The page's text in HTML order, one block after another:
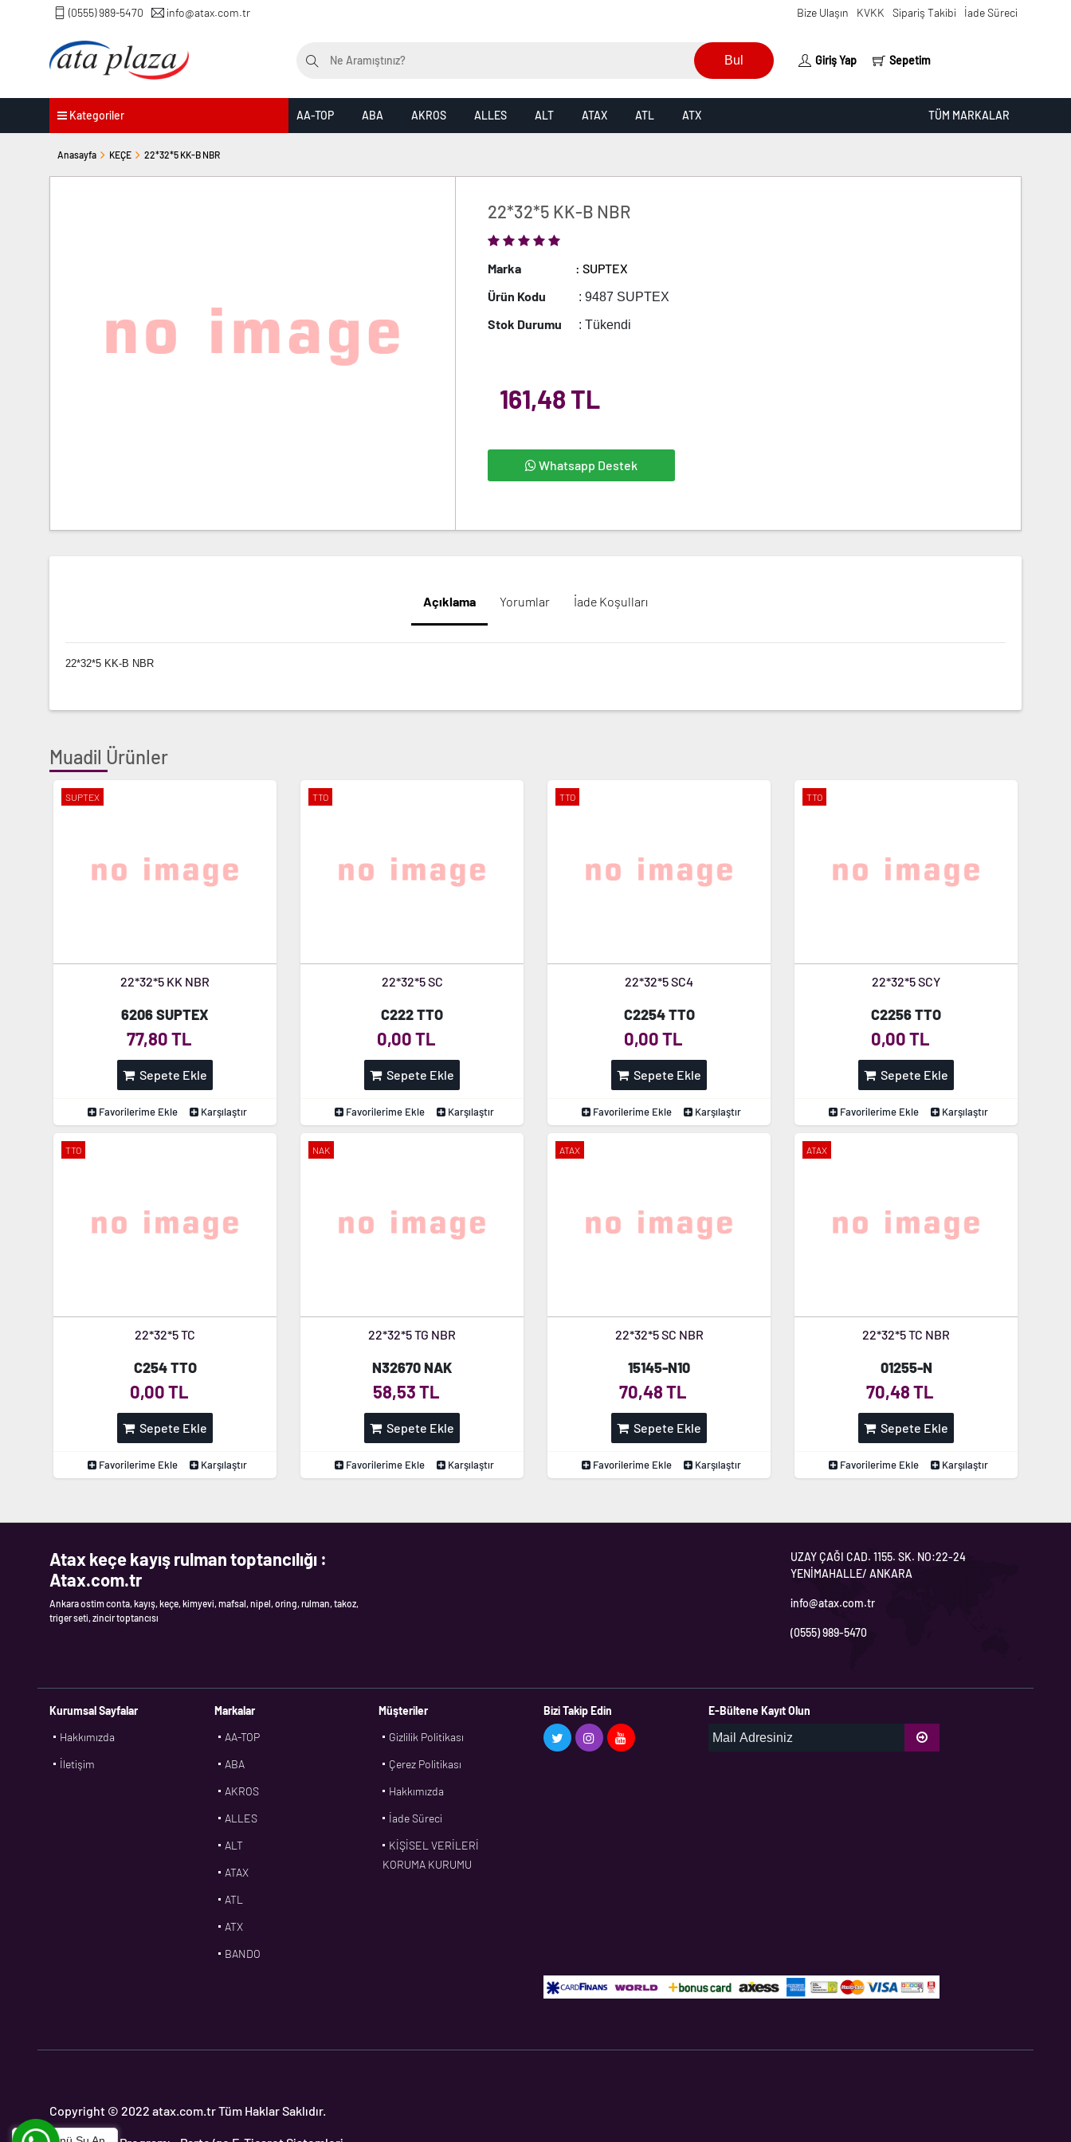
(0555) 989-5470 info@atax.com.tr Bize Ulaşın KVKK Sipariş Takibi İade Süreci
Bul Giriş Yap Sepetim
Kategoriler AA-TOP ABA AKROS ALLES ALT ATAX ATL ATX TÜM MARKALAR
Anasayfa KEÇE 22*32*5 KK-B NBR
22*32*5 KK-B NBR
Marka
: SUPTEX
Ürün Kodu
: 9487 SUPTEX
Stok Durumu : Tükendi
161,48 TL
Whatsapp Destek
Açıklama Yorumlar İade Koşulları
22*32*5 KK-B NBR
Muadil Ürünler
SUPTEX
22*32*5 KK NBR
6206 SUPTEX
77,80 TL
Sepete Ekle
Favorilerime Ekle Karşılaştır
TTO
22*32*5 SC
C222 TTO
0,00 TL
Sepete Ekle
Favorilerime Ekle Karşılaştır
TTO
22*32*5 SC4
C2254 TTO
0,00 TL
Sepete Ekle
Favorilerime Ekle Karşılaştır
TTO
22*32*5 SCY
C2256 TTO
0,00 TL
Sepete Ekle
Favorilerime Ekle Karşılaştır
TTO
22*32*5 TC
C254 TTO
0,00 TL
Sepete Ekle
Favorilerime Ekle Karşılaştır
NAK
22*32*5 TG NBR
N32670 NAK
58,53 TL
Sepete Ekle
Favorilerime Ekle Karşılaştır
ATAX
22*32*5 SC NBR
15145-N10
70,48 TL
Sepete Ekle
Favorilerime Ekle Karşılaştır
ATAX
22*32*5 TC NBR
01255-N
70,48 TL
Sepete Ekle
Favorilerime Ekle Karşılaştır
Atax keçe kayış rulman toptancılığı :
Atax.com.tr
Ankara ostim conta, kayış, keçe, kimyevi, mafsal, nipel, oring, rulman, takoz,
triger seti, zincir toptancısı
UZAY ÇAĞI CAD. 1155. SK. NO:22-24
YENİMAHALLE/ ANKARA
info@atax.com.tr
(0555) 989-5470
Kurumsal Sayfalar
Hakkımızda
İletişim
Markalar
AA-TOP
ABA
AKROS
ALLES
ALT
ATAX
ATL
ATX
BANDO
CPM
Müşteriler
Gizlilik Politikası
Çerez Politikası
Hakkımızda
İade Süreci
KİŞİSEL VERİLERİ
KORUMA KURUMU
Bizi Takip Edin E-Bültene Kayıt Olun
Copyright © 2022 atax.com.tr Tüm Haklar Saklıdır.